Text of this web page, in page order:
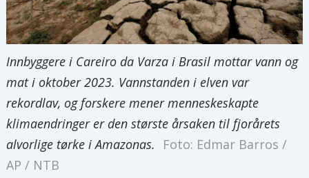
Innbyggere i Careiro da Varza i Brasil mottar vann og
mat i oktober 2023. Vannstanden i elven var
rekordlav, og forskere mener menneskeskapte
klimaendringer er den største årsaken til fjorårets
alvorlige tørke i Amazonas.
Foto: Edmar Barros /
AP / NTB